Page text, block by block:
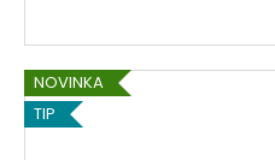
NOVINKA
TIP